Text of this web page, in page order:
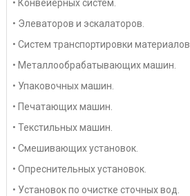
• Конвейерных систем.
• Элеваторов и эскалаторов.
• Систем транспортировки материалов.
• Металлообрабатывающих машин.
• Упаковочных машин.
• Печатающих машин.
• Текстильных машин.
• Смешивающих установок.
• Опреснительных установок.
• Установок по очистке сточных вод.